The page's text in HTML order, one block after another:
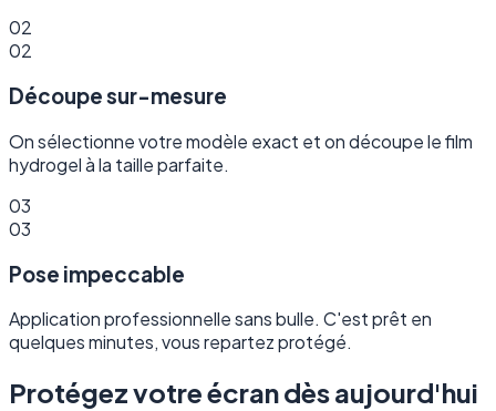
02
02
Découpe sur-mesure
On sélectionne votre modèle exact et on découpe le film
hydrogel à la taille parfaite.
03
03
Pose impeccable
Application professionnelle sans bulle. C'est prêt en
quelques minutes, vous repartez protégé.
Protégez votre écran dès aujourd'hui